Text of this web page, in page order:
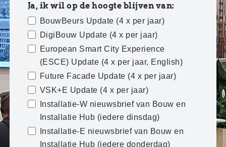
Ja, ik wil op de hoogte blijven van:
BouwBeurs Update (4 x per jaar)
DigiBouw Update (4 x per jaar)
European Smart City Experience
(ESCE) Update (4 x per jaar, English)
Future Facade Update (4 x per jaar)
VSK+E Update (4 x per jaar)
Installatie-W nieuwsbrief van Bouw en
Installatie Hub (iedere dinsdag)
Installatie-E nieuwsbrief van Bouw en
Installatie Hub (iedere donderdag)